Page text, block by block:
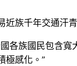
族千年交通汗
各族國民包含
極感化。”